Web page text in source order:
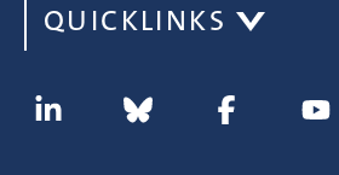
QUICKLINKS